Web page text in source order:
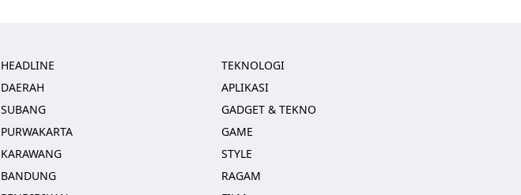
HEADLINE
DAERAH
SUBANG
PURWAKARTA
KARAWANG
BANDUNG
TEKNOLOGI
APLIKASI
GADGET & TEKNO
GAME
STYLE
RAGAM